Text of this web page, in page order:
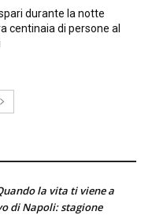
durante la notte
centinaia di persone al
la vita ti viene a
di Napoli: stagione